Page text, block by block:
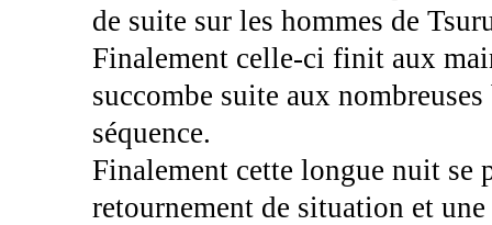
de suite sur les hommes de
Finalement celle-ci finit aux
succombe suite aux
séquence.
Finalement cette longue nuit se
retournement de situation et